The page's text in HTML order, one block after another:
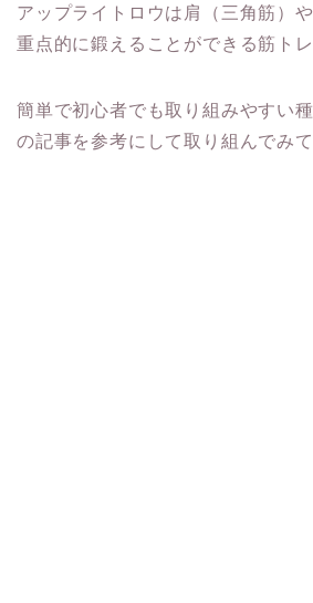
アップライトロウは肩（三角筋）
重点的に鍛えることができる筋トレ
簡単で初心者でも取り組みやすい
の記事を参考にして取り組んでみて